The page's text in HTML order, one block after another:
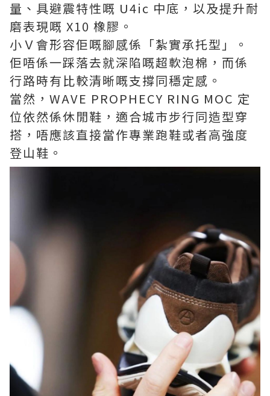
量、具避震特性嘅 U4ic 中底，以及提升耐
磨表現嘅 X10 橡膠。
小Ｖ會形容佢嘅腳感係「紮實承托型」。
佢唔係一踩落去就深陷嘅超軟泡棉，而係
行路時有比較清晰嘅支撐同穩定感。
當然，WAVE PROPHECY RING MOC 定
位依然係休閒鞋，適合城市步行同造型穿
搭，唔應該直接當作專業跑鞋或者高強度
登山鞋。